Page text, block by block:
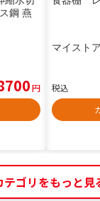
鋼 燕
円
マイスト
税込
テゴリをもっと見